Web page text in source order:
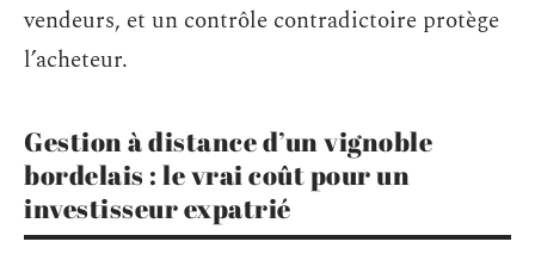
vendeurs, et un contrôle contradictoire protège
l’acheteur.
Gestion à distance d’un vignoble
bordelais : le vrai coût pour un
investisseur expatrié